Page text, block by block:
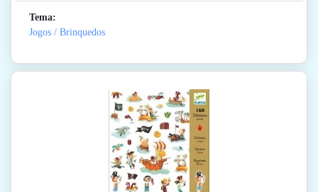
Tema:
Jogos / Brinquedos